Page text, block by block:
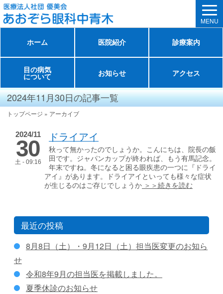
MENU
ホーム 医院紹介 診療案内
目の病気
について お知らせ アクセス
2024年11月30日の記事一覧
トップページ » アーカイブ
2024/11
30
土 - 09:16
ドライアイ
秋って無かったのでしょうか。こんにちは、院長の飯
田です。ジャパンカップが終われば、もう有馬記念。
年末ですね。冬になると困る眼疾患の一つに『ドライ
アイ』があります。ドライアイといっても様々な症状
が生じるのはご存じでしょうか ＞＞続きを読む
最近の投稿
8月8日（土）・9月12日（土）担当医変更のお知ら
せ
令和8年9月の担当医を掲載しました。
夏季休診のお知らせ